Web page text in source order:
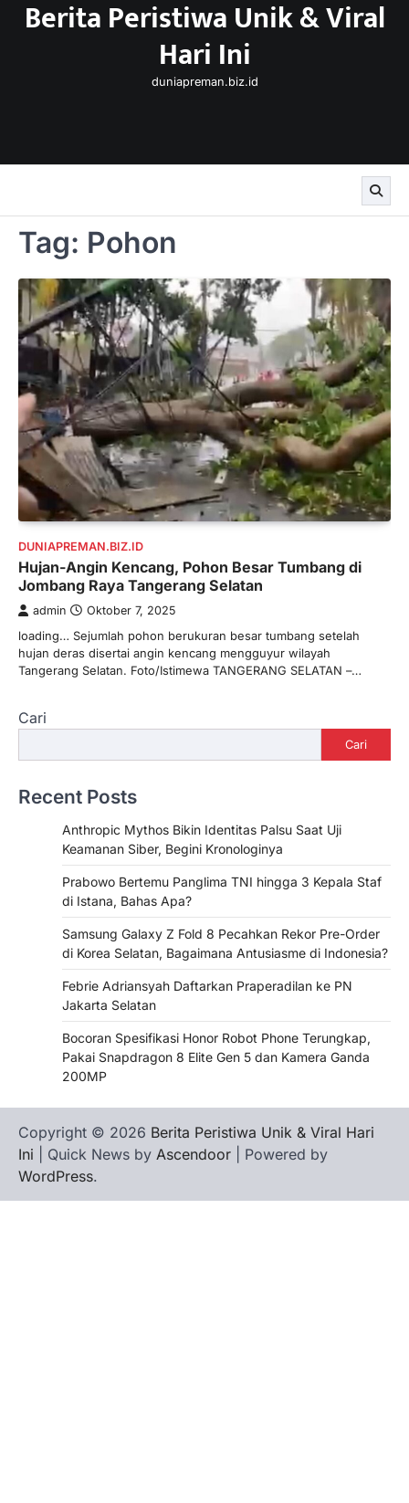
SkipBerita Peristiwa Unik & Viral
Hari Ini
duniapreman.biz.id
Tag: Pohon
DUNIAPREMAN.BIZ.ID
Hujan-Angin Kencang, Pohon Besar Tumbang di
Jombang Raya Tangerang Selatan
admin Oktober 7, 2025
loading… Sejumlah pohon berukuran besar tumbang setelah
hujan deras disertai angin kencang mengguyur wilayah
Tangerang Selatan. Foto/Istimewa TANGERANG SELATAN –…
Cari
Cari
Recent Posts
Anthropic Mythos Bikin Identitas Palsu Saat Uji
Keamanan Siber, Begini Kronologinya
Prabowo Bertemu Panglima TNI hingga 3 Kepala Staf
di Istana, Bahas Apa?
Samsung Galaxy Z Fold 8 Pecahkan Rekor Pre-Order
di Korea Selatan, Bagaimana Antusiasme di Indonesia?
Febrie Adriansyah Daftarkan Praperadilan ke PN
Jakarta Selatan
Bocoran Spesifikasi Honor Robot Phone Terungkap,
Pakai Snapdragon 8 Elite Gen 5 dan Kamera Ganda
200MP
Copyright © 2026 Berita Peristiwa Unik & Viral Hari
Ini | Quick News by Ascendoor | Powered by
WordPress.